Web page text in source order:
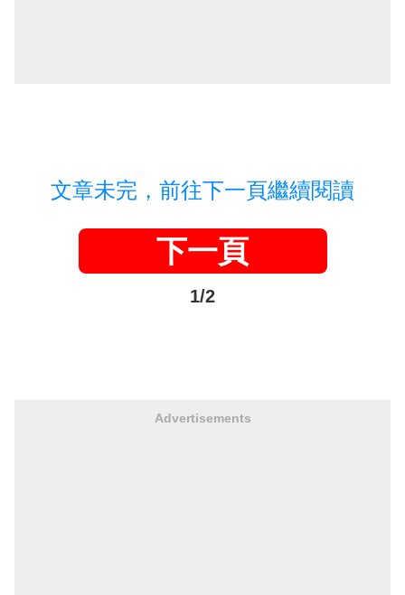
文章未完，前往下一頁繼續閱讀
下一頁
1/2
Advertisements